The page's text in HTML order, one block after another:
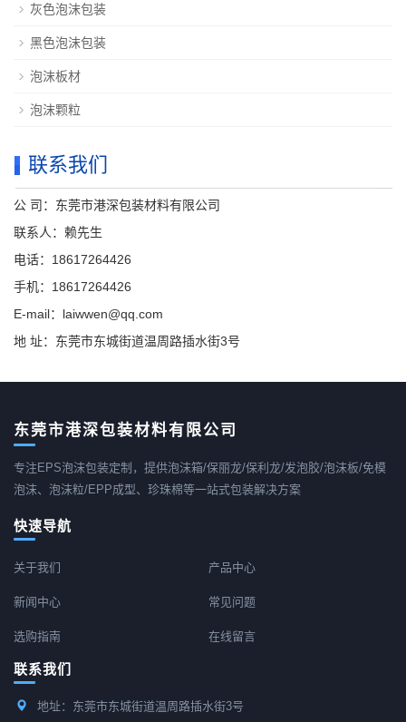
灰色泡沫包装
黑色泡沫包装
泡沫板材
泡沫颗粒
联系我们
公 司：东莞市港深包装材料有限公司
联系人：赖先生
电话：18617264426
手机：18617264426
E-mail：laiwwen@qq.com
地 址：东莞市东城街道温周路插水街3号
东莞市港深包装材料有限公司
专注EPS泡沫包装定制，提供泡沫箱/保丽龙/保利龙/发泡胶/泡沫板/免模
泡沫、泡沫粒/EPP成型、珍珠棉等一站式包装解决方案
快速导航
关于我们 产品中心
新闻中心 常见问题
选购指南 在线留言
联系我们
地址：东莞市东城街道温周路插水街3号